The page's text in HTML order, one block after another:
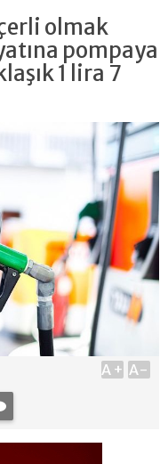
olmak
pompaya
1 lira 7
A+ A-